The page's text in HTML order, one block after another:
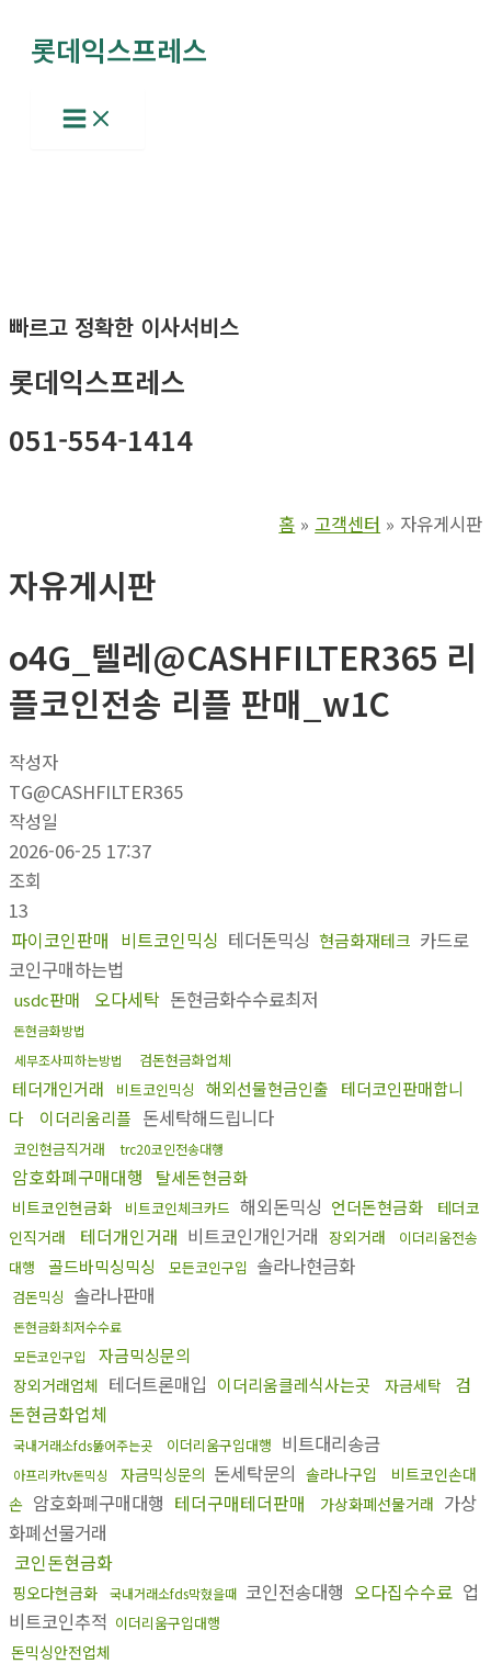
롯데익스프레스
Main
Menu
빠르고 정확한 이사서비스
롯데익스프레스
051-554-1414
홈 고객센터 자유게시판
자유게시판
o4G_텔레@CASHFILTER365 리
플코인전송 리플 판매_w1C
작성자
TG@CASHFILTER365
작성일
2026-06-25 17:37
조회
13
파이코인판매 비트코인믹싱 테더돈믹싱 현금화재테크 카드로
코인구매하는법
usdc판매 오다세탁 돈현금화수수료최저
돈현금화방법
세무조사피하는방법
검돈현금화업체
테더개인거래 비트코인믹싱 해외선물현금인출
테더코인판매합니
다
이더리움리플 돈세탁해드립니다
코인현금직거래 trc20코인전송대행
암호화폐구매대행 탈세돈현금화
비트코인현금화 비트코인체크카드 해외돈믹싱 언더돈현금화
테더코
인직거래
테더개인거래 비트코인개인거래 장외거래
이더리움전송
대행
골드바믹싱믹싱 모든코인구입 솔라나현금화
검돈믹싱 솔라나판매
돈현금화최저수수료
모든코인구입
자금믹싱문의
장외거래업체 테더트론매입 이더리움클레식사는곳 자금세탁
검
돈현금화업체
국내거래소fds뚫어주는곳 이더리움구입대행 비트대리송금
아프리카tv돈믹싱 자금믹싱문의 돈세탁문의 솔라나구입
비트코인손대
손 암호화폐구매대행 테더구매테더판매 가상화폐선물거래 가상
화폐선물거래
코인돈현금화
핑오다현금화 국내거래소fds막혔을때 코인전송대행 오다집수수료 업
비트코인추적 이더리움구입대행
돈믹싱안전업체